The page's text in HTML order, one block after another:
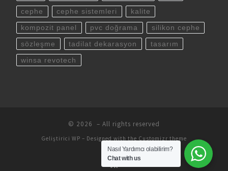
cephe cephe sistemleri kalite
kompozit panel pvc doğrama silikon cephe
sözleşme tadilat dekarasyon tasarım
winsa revotech
© 2026 – All rights reserved
Geliştirici WP – Designed with the Customizr theme
Nasıl Yardımcı olabilirim?
Chat with us